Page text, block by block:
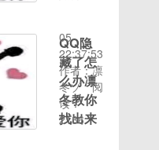
锅唱这
QQ就被
冻结了。
同样人脸
识别多次
失败，短
信验证也
片。下面
简单介绍
一下使用
教程：1.
登录qq
打开qq
谁有没有
什么方法
可以帮我
解冻一
下，必有
重谢！
修改实名
认证；
4、往下
翻，找到
实名认证
QQ账
何退出
qq群很
多朋友使
用qq已
经很多年
了，在
QQ隐
藏了怎
么办凛
冬教你
找出来
时间：
05
22:37:53
作者：凛
冬ゾ
阅
读：
2186